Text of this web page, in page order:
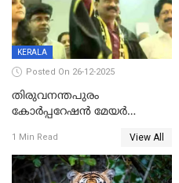
KERALA
Posted On 26-12-2025
തിരുവനന്തപുരം
കോര്‍പ്പറേഷന്‍ മേയര്‍
ഹൈക്കോടതിയിലേക്ക്;
സത്യപ്രതിജ്ഞ ചടങ്ങില്‍
ചട്ടലംഘനമെന്ന് പാർട്ടി
1 Min Read View All